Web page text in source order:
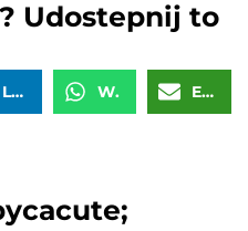
Udostepnij to
LinkedIn WhatsApp Email